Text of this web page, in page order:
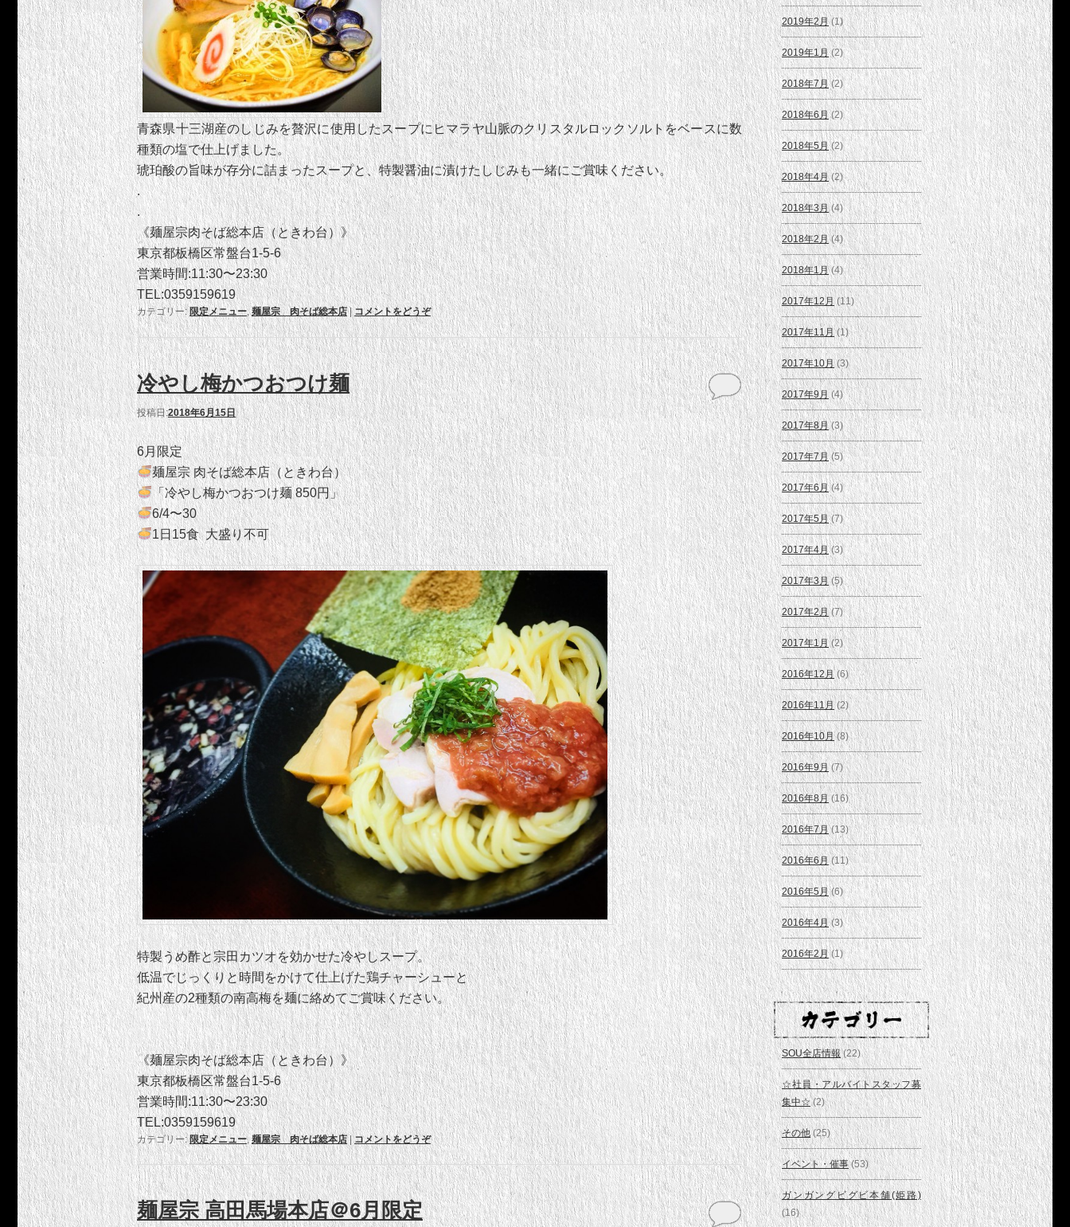
青森県十三湖産のしじみを贅沢に使用したスープにヒマラヤ山脈のクリスタルロックソルトをベースに数
種類の塩で仕上げました。
琥珀酸の旨味が存分に詰まったスープと、特製醤油に漬けたしじみも一緒にご賞味ください。
.
.
《麺屋宗肉そば総本店（ときわ台）》
東京都板橋区常盤台1-5-6
営業時間:11:30〜23:30
TEL:0359159619
カテゴリー: 限定メニュー,麺屋宗 肉そば総本店 |コメントをどうぞ
冷やし梅かつおつけ麺
投稿日:2018年6月15日
6月限定
麺屋宗 肉そば総本店（ときわ台）
「冷やし梅かつおつけ麺 850円」
6/4〜30
1日15食 大盛り不可
特製うめ酢と宗田カツオを効かせた冷やしスープ。
低温でじっくりと時間をかけて仕上げた鶏チャーシューと
紀州産の2種類の南高梅を麺に絡めてご賞味ください。
《麺屋宗肉そば総本店（ときわ台）》
東京都板橋区常盤台1-5-6
営業時間:11:30〜23:30
TEL:0359159619
カテゴリー: 限定メニュー,麺屋宗 肉そば総本店 |コメントをどうぞ
麺屋宗 高田馬場本店＠6月限定
2019年2月(1)
2019年1月(2)
2018年7月(2)
2018年6月(2)
2018年5月(2)
2018年4月(2)
2018年3月(4)
2018年2月(4)
2018年1月(4)
2017年12月 (11)
2017年11月(1)
2017年10月(3)
2017年9月 (4)
2017年8月(3)
2017年7月(5)
2017年6月(4)
2017年5月(7)
2017年4月(3)
2017年3月(5)
2017年2月(7)
2017年1月(2)
2016年12月 (6)
2016年11月 (2)
2016年10月(8)
2016年9月 (7)
2016年8月(16)
2016年7月(13)
2016年6月(11)
2016年5月(6)
2016年4月(3)
2016年2月(1)
SOU全店情報(22)
☆社員・アルバイトスタッフ募
集中☆(2)
その他(25)
イベント・催事(53)
ガンガングビグビ本舗(姫路)
(16)